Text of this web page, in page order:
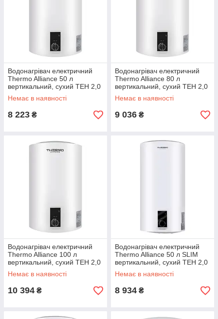
Водонагрівач електричний
Thermo Alliance 50 л
вертикальний, сухий ТЕН 2,0
кВт D50V20J2(D)K
Немає в наявності
8 223 ₴
Водонагрівач електричний
Thermo Alliance 80 л
вертикальний, сухий ТЕН 2,0
кВт D80V20J3(D)K
Немає в наявності
9 036 ₴
Водонагрівач електричний
Thermo Alliance 100 л
вертикальний, сухий ТЕН 2,0
кВт D100V20J3(D)K
Немає в наявності
10 394 ₴
Водонагрівач електричний
Thermo Alliance 50 л SLIM
вертикальний, сухий ТЕН 2,0
кВт D50V20J(D)1-K
Немає в наявності
8 934 ₴